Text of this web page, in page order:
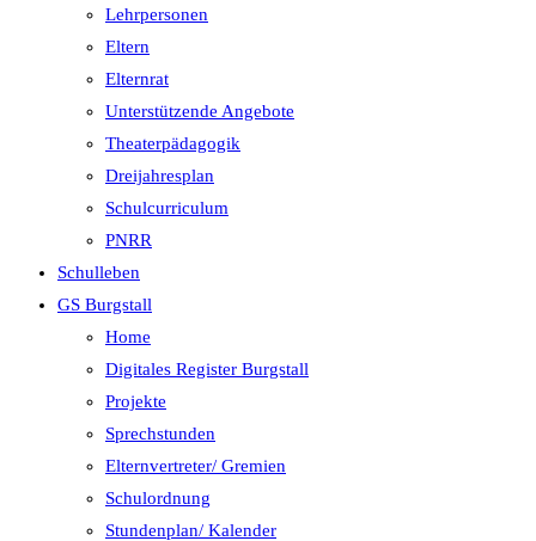
Lehrpersonen
Eltern
Elternrat
Unterstützende Angebote
Theaterpädagogik
Dreijahresplan
Schulcurriculum
PNRR
Schulleben
GS Burgstall
Home
Digitales Register Burgstall
Projekte
Sprechstunden
Elternvertreter/ Gremien
Schulordnung
Stundenplan/ Kalender